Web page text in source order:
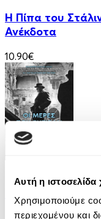
Αυτή η ιστοσελίδα
Χρησιμοποιούμε
περιεχομένου και
Η Πίπα του
Ανέκδοτα
10.90€
Οι Μέρες που